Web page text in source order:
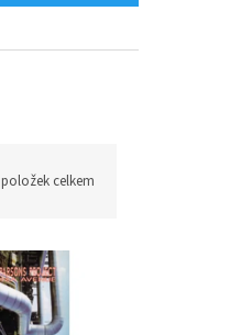
položek celkem